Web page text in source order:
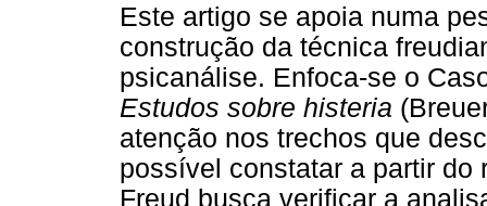
Este artigo se apoia numa
construção da técnica
psicanálise. Enfoca-se o
Estudos sobre histeria
atenção nos trechos que
possível constatar a partir
Freud busca verificar a